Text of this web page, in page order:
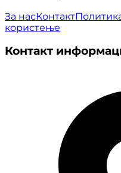
За насКонтакт
користење
Контакт